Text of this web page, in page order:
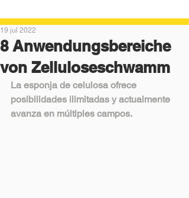
8 Anwendungsbereiche
von Zelluloseschwamm
19 jul 2022
La esponja de celulosa ofrece
posibilidades ilimitadas y actualmente
avanza en múltiples campos.